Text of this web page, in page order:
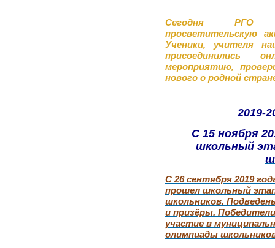
Сегодня РГО
просветительскую
Ученики, учителя
присоединились
мероприятию,
нового о родной
2019-
С 15 ноября
школьный
С 26 сентября 2019
прошел школьный
школьников.
и призёры.
участие в
олимпиады